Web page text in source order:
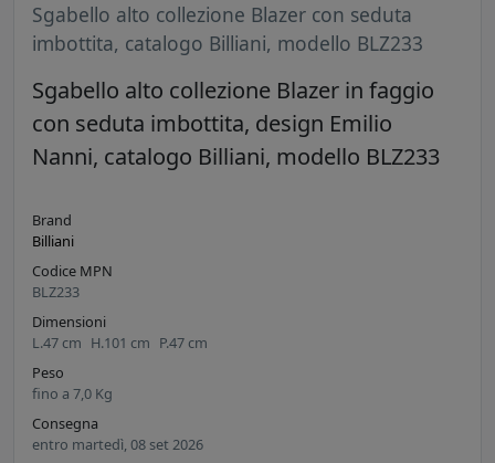
Sgabello alto collezione Blazer con seduta
imbottita, catalogo Billiani, modello BLZ233
Sgabello alto collezione Blazer in faggio
con seduta imbottita, design Emilio
Nanni, catalogo Billiani, modello BLZ233
Brand
Billiani
Codice MPN
BLZ233
Dimensioni
L.47 cm H.101 cm P.47 cm
Peso
fino a 7,0 Kg
Consegna
entro martedì, 08 set 2026